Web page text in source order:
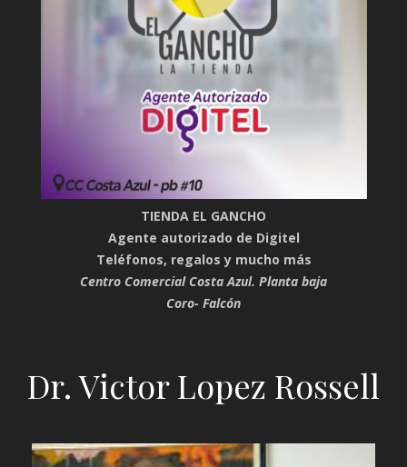
TIENDA EL GANCHO
Agente autorizado de Digitel
Teléfonos, regalos y mucho más
Centro Comercial Costa Azul. Planta baja
Coro- Falcón
Dr. Victor Lopez Rossell